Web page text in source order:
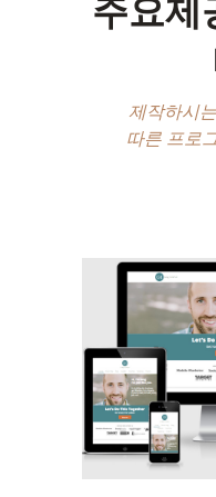
주요제
제작하시
따른 프로